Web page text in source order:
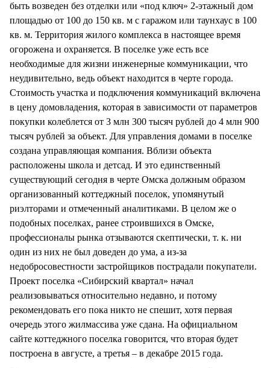
быть возведен без отделки или «под ключ» 2-этажный дом
площадью от 100 до 150 кв. м с гаражом или таунхаус в 100
кв. м. Территория жилого комплекса в настоящее время
огорожена и охраняется. В поселке уже есть все
необходимые для жизни инженерные коммуникации, что
неудивительно, ведь объект находится в черте города.
Стоимость участка и подключения коммуникаций включена
в цену домовладения, которая в зависимости от параметров
покупки колеблется от 3 млн 300 тысяч рублей до 4 млн 900
тысяч рублей за объект. Для управления домами в поселке
создана управляющая компания. Вблизи объекта
расположены школа и детсад. И это единственный
существующий сегодня в черте Омска должным образом
организованный коттеджный поселок, упомянутый
риэлторами и отмеченный аналитиками. В целом же о
подобных поселках, ранее строившихся в Омске,
профессионалы рынка отзываются скептически, т. к. ни
один из них не был доведен до ума, а из-за
недобросовестности застройщиков пострадали покупатели.
Проект поселка «Сибирский квартал» начал
реализовываться относительно недавно, и потому
рекомендовать его пока никто не спешит, хотя первая
очередь этого жилмассива уже сдана. На официальном
сайте коттеджного поселка говорится, что вторая будет
построена в августе, а третья – в декабре 2015 года.